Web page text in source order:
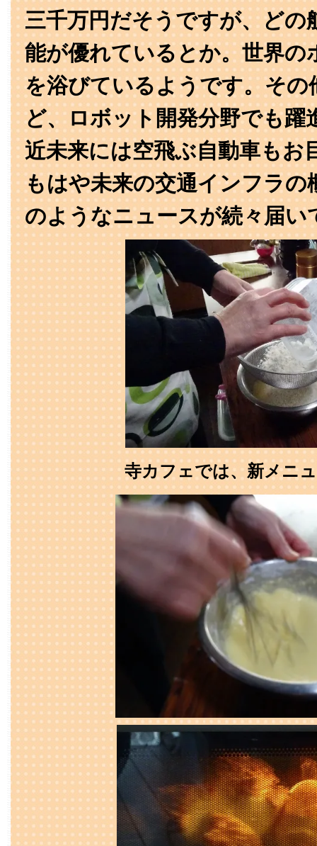
三千万円だそうですが、どの
能が優れているとか。世界の
を浴びているようです。そ
ど、ロボット開発分野でも躍
近未来には空飛ぶ自動車もお
もはや未来の交通インフラの
のようなニュースが続々届い
寺カフェでは、新メニ